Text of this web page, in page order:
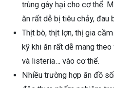
trùng gây hại cho cơ thể.
ăn rất dễ bị tiêu chảy, đau
Thịt bò, thịt lợn, thị gia
kỹ khi ăn rất dễ mang
và listeria… vào cơ thể.
Nhiều trường hợp ăn đồ